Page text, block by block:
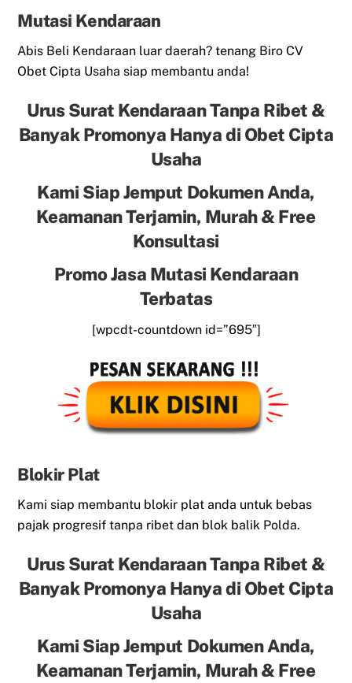
Mutasi Kendaraan
Abis Beli Kendaraan luar daerah? tenang Biro CV
Obet Cipta Usaha siap membantu anda!
Urus Surat Kendaraan Tanpa Ribet &
Banyak Promonya Hanya di Obet Cipta
Usaha
Kami Siap Jemput Dokumen Anda,
Keamanan Terjamin, Murah & Free
Konsultasi
Promo Jasa Mutasi Kendaraan
Terbatas
[wpcdt-countdown id=”695″]
Blokir Plat
Kami siap membantu blokir plat anda untuk bebas
pajak progresif tanpa ribet dan blok balik Polda.
Urus Surat Kendaraan Tanpa Ribet &
Banyak Promonya Hanya di Obet Cipta
Usaha
Kami Siap Jemput Dokumen Anda,
Keamanan Terjamin, Murah & Free